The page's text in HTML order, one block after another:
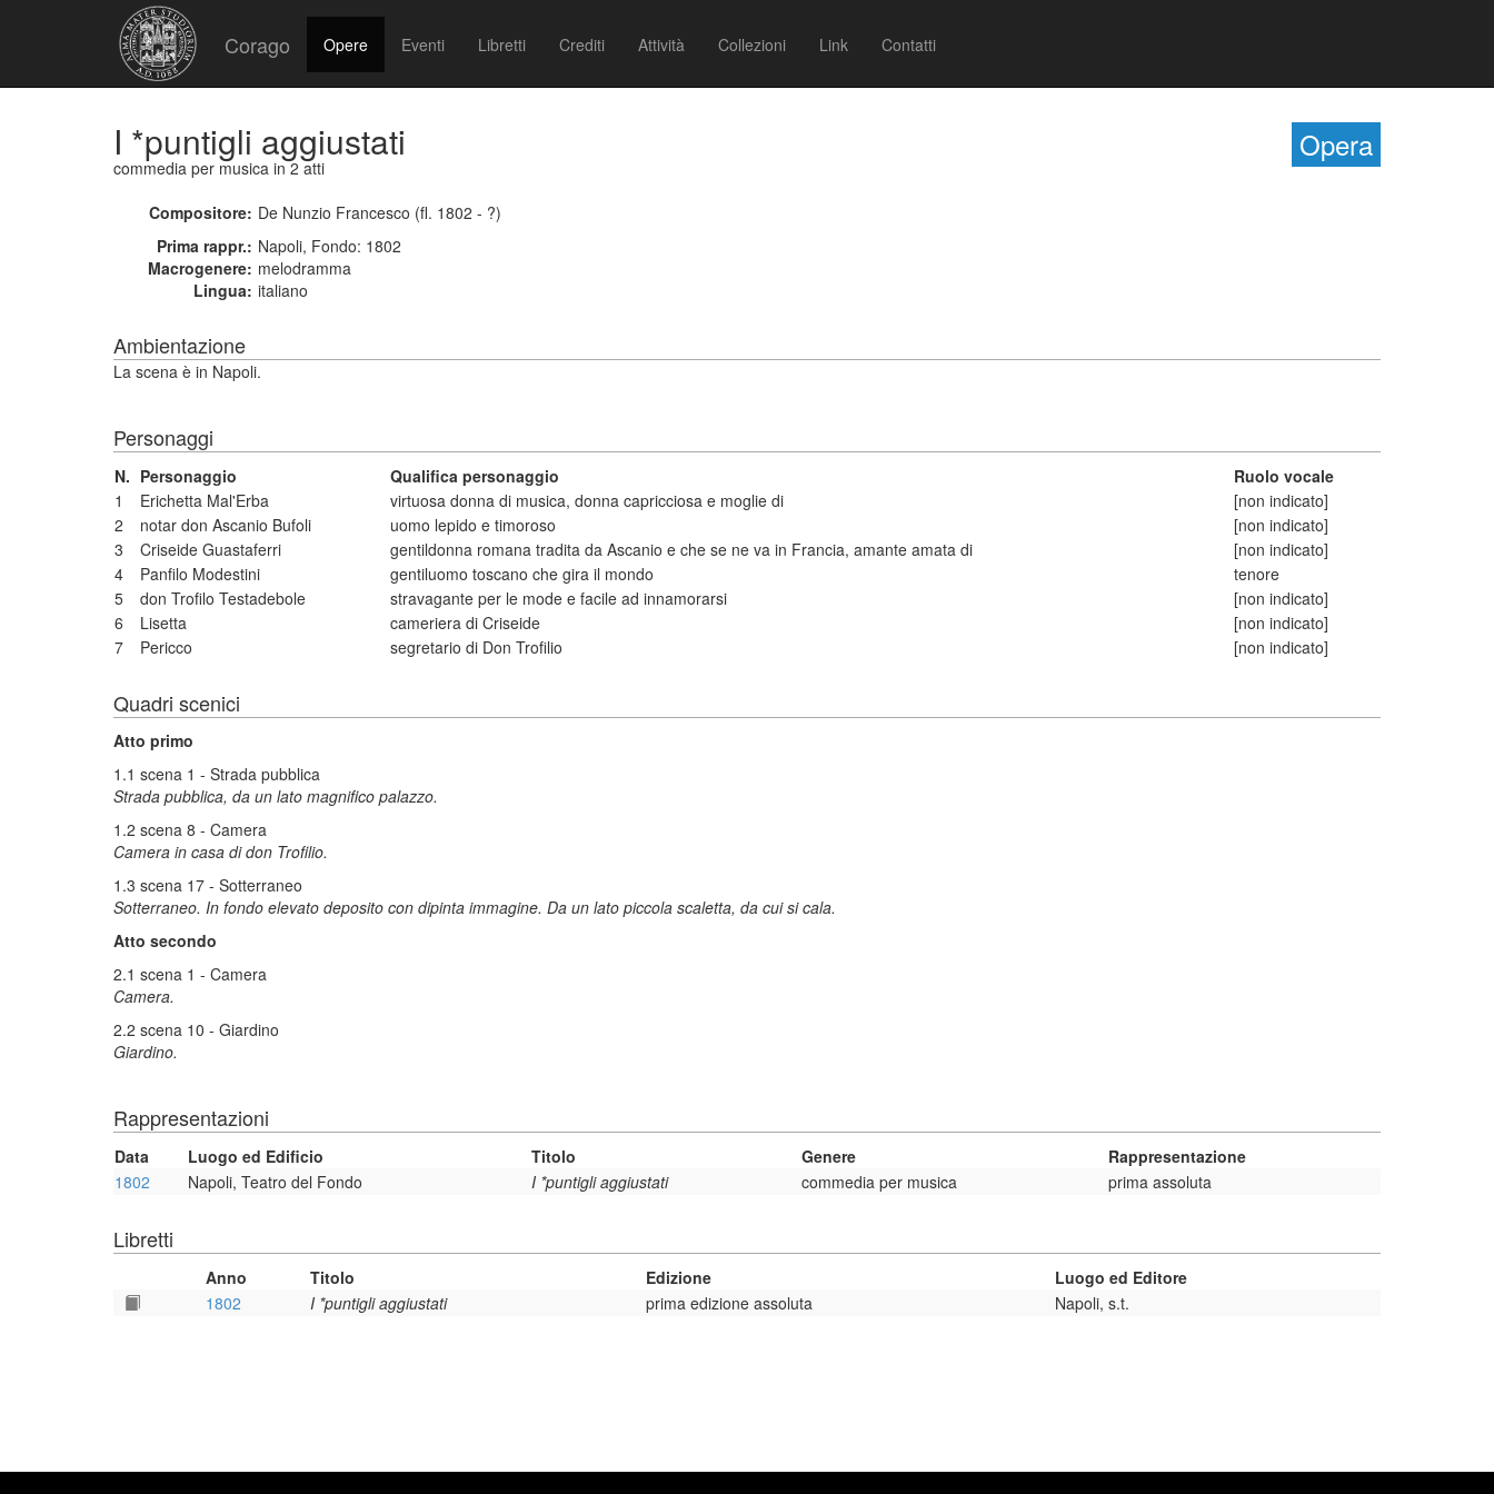
Corago Opere Eventi Libretti Crediti Attività Collezioni Link Contatti
Opera
I *puntigli aggiustati
commedia per musica in 2 atti
Compositore: De Nunzio Francesco (fl. 1802 - ?)
Prima rappr.: Napoli, Fondo: 1802
Macrogenere: melodramma
Lingua: italiano
Ambientazione
La scena è in Napoli.
Personaggi
N. Personaggio Qualifica personaggio
Ruolo vocale
1
Erichetta Mal'Erba virtuosa donna di musica, donna capricciosa e moglie di
[non indicato]
2
notar don Ascanio Bufoli uomo lepido e timoroso
[non indicato]
3
Criseide Guastaferri gentildonna romana tradita da Ascanio e che se ne va in Francia, amante amata di
[non indicato]
4
Panfilo Modestini gentiluomo toscano che gira il mondo
tenore
5
don Trofilo Testadebole stravagante per le mode e facile ad innamorarsi
[non indicato]
6
Lisetta cameriera di Criseide
[non indicato]
7
Pericco segretario di Don Trofilio [non indicato]
Quadri scenici
Atto primo
1.1 scena 1 - Strada pubblica
Strada pubblica, da un lato magnifico palazzo.
1.2 scena 8 - Camera
Camera in casa di don Trofilio.
1.3 scena 17 - Sotterraneo
Sotterraneo. In fondo elevato deposito con dipinta immagine. Da un lato piccola scaletta, da cui si cala.
Atto secondo
2.1 scena 1 - Camera
Camera.
2.2 scena 10 - Giardino
Giardino.
Rappresentazioni
Data Luogo ed Edificio Titolo Genere
Rappresentazione
1802
Napoli, Teatro del Fondo I *puntigli aggiustati commedia per musica prima assoluta
Libretti
Anno Titolo Edizione
Luogo ed Editore
1802
I *puntigli aggiustati prima edizione assoluta Napoli, s.t.